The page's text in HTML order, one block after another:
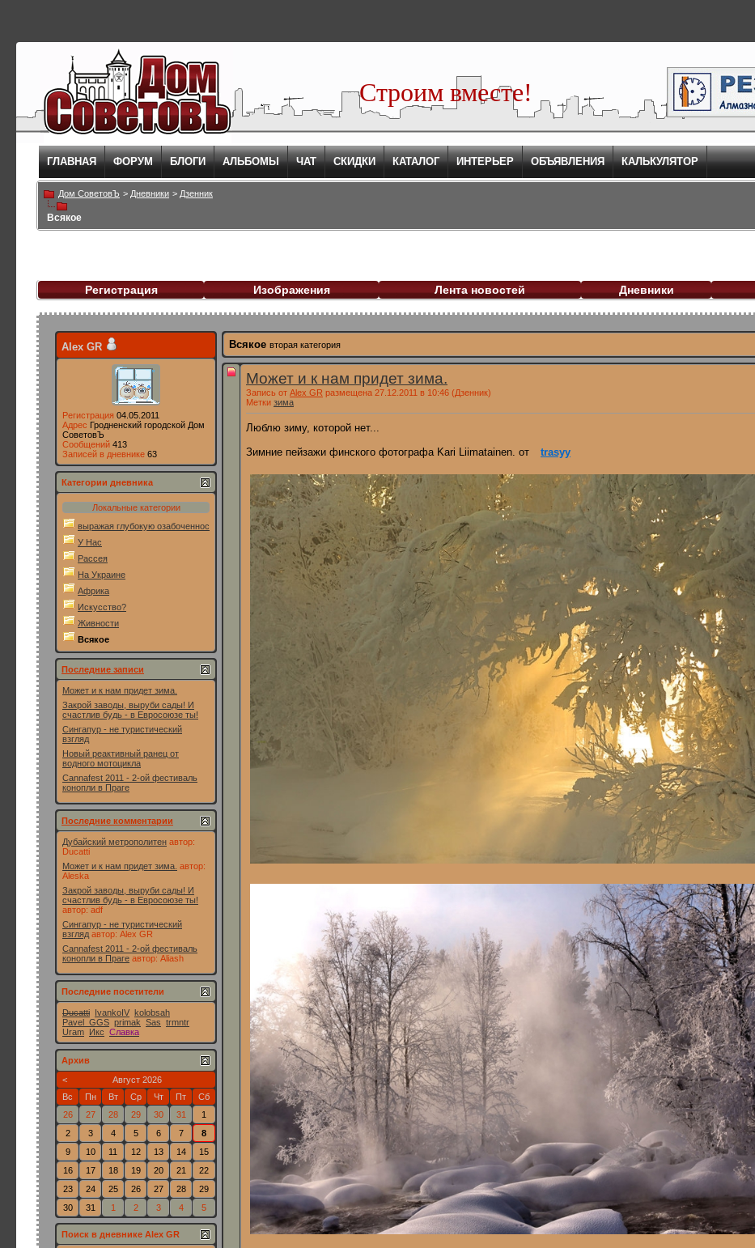
Строим вместе!
ГЛАВНАЯ ФОРУМ БЛОГИ АЛЬБОМЫ ЧАТ СКИДКИ КАТАЛОГ ИНТЕРЬЕР ОБЪЯВЛЕНИЯ КАЛЬКУЛЯТОР
Дом СоветовЪ > Дневники > Дзенник
Всякое
Регистрация Изображения Лента новостей Дневники
Всякое вторая категория
Может и к нам придет зима.
Запись от Alex GR размещена 27.12.2011 в 10:46 (Дзенник)
Метки зима
Люблю зиму, которой нет...
Зимние пейзажи финского фотографа Kari Liimatainen. от
trasyy
Alex GR
Регистрация 04.05.2011
Адрес Гродненский городской Дом
СоветовЪ
Сообщений 413
Записей в дневнике 63
Категории дневника
Локальные категории
выражая глубокую озабоченность
У Нас
Рассея
На Украине
Африка
Искусство?
Живности
Всякое
Последние записи
Может и к нам придет зима.
Закрой заводы, выруби сады! И
счастлив будь - в Евросоюзе ты!
Сингапур - не туристический
взгляд
Новый реактивный ранец от
водного мотоцикла
Cannafest 2011 - 2-ой фестиваль
конопли в Праге
Последние комментарии
Дубайский метрополитен автор:
Ducatti
Может и к нам придет зима. автор:
Aleska
Закрой заводы, выруби сады! И
счастлив будь - в Евросоюзе ты!
автор: adf
Сингапур - не туристический
взгляд автор: Alex GR
Cannafest 2011 - 2-ой фестиваль
конопли в Праге автор: Aliash
Последние посетители
Ducatti IvankoIV kolobsah
Pavel_GGS primak Sas trmntr
Uram Икс Славка
Архив
<
Август 2026
Вс
Пн Вт Ср Чт Пт
Сб
26
27 28 29 30 31
1
2
3 4 5 6 7
8
9
10 11 12 13 14
15
16
17 18 19 20 21
22
23
24 25 26 27 28
29
30
31 1 2 3 4 5
Поиск в дневнике Alex GR